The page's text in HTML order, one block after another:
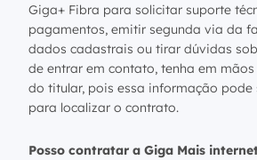
Giga+ Fibra para solicitar suporte
pagamentos, emitir segunda via da
dados cadastrais ou tirar dúvidas
de entrar em contato, tenha em mãos
do titular, pois essa informação pode
para localizar o contrato.
Posso contratar a Giga Mais